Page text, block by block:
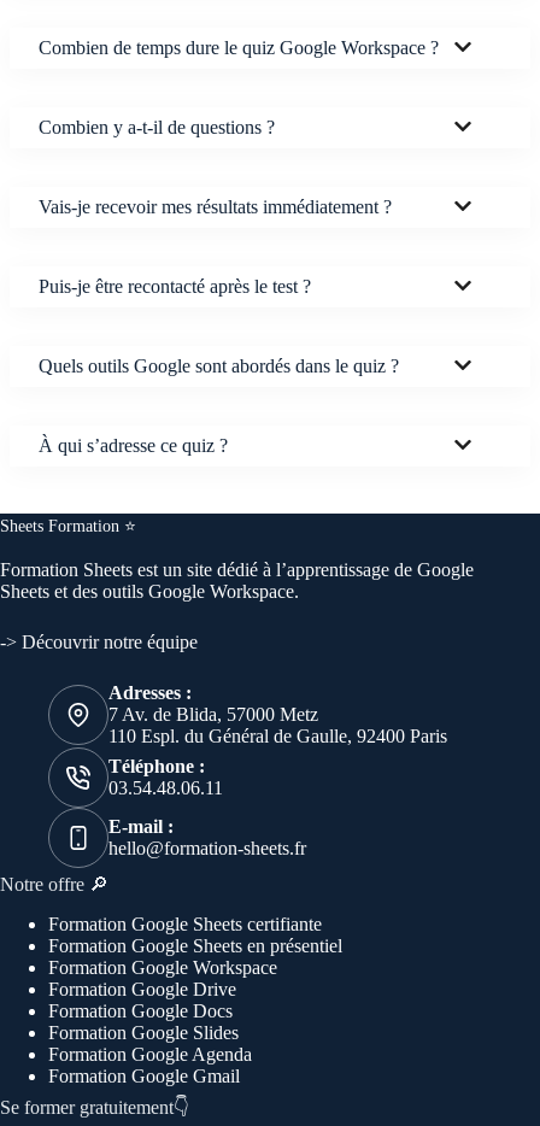
Combien de temps dure le quiz Google Workspace ?
Combien y a-t-il de questions ?
Vais-je recevoir mes résultats immédiatement ?
Puis-je être recontacté après le test ?
Quels outils Google sont abordés dans le quiz ?
À qui s’adresse ce quiz ?
Sheets Formation ⭐️
Formation Sheets est un site dédié à l’apprentissage de Google
Sheets et des outils Google Workspace.
-> Découvrir notre équipe
Adresses :
7 Av. de Blida, 57000 Metz
110 Espl. du Général de Gaulle, 92400 Paris
Téléphone :
03.54.48.06.11
E-mail :
hello@formation-sheets.fr
Notre offre 🔎
Formation Google Sheets certifiante
Formation Google Sheets en présentiel
Formation Google Workspace
Formation Google Drive
Formation Google Docs
Formation Google Slides
Formation Google Agenda
Formation Google Gmail
Se former gratuitement👇